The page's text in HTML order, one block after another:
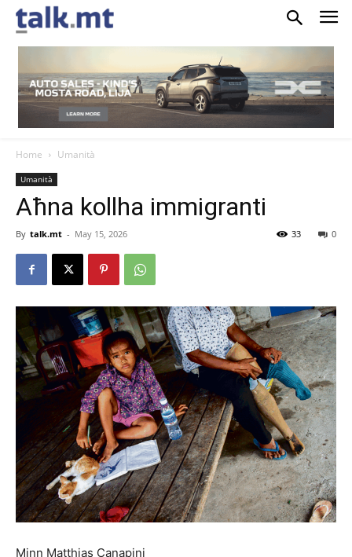
Home Umanità
Umanità
Aħna kollha immigranti
By talk.mt - May 15, 2026 0
33
Minn Matthias Canapini